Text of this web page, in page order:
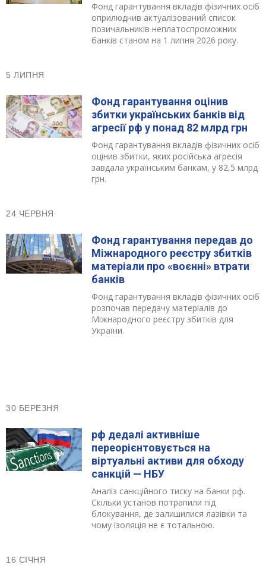
Депозити юр. осіб
Кредити для бізнеса
Картки
Відділення і банкомати
Інтернет-банкінг
Рахунки для бізнесу
Фонд гарантування вкладів фізичних осіб
оприлюднив актуалізований список
позичальників неплатоспроможних
банків станом на 1 липня 2026 року.
5 ЛИПНЯ
Фонд гарантування оцінив
збитки українських банків від
агресії рф у понад 82 млрд грн
Фонд гарантування вкладів фізичних осіб
оцінив збитки, яких російська агресія
завдала українським банкам, у 82,5 млрд
грн.
24 ЧЕРВНЯ
Фонд гарантування передав до
Міжнародного реєстру збитків
матеріали про «воєнні» втрати
банків
Фонд гарантування вкладів фізичних осіб
розпочав передачу матеріалів до
Міжнародного реєстру збитків для
України.
30 БЕРЕЗНЯ
рф дедалі активніше
переорієнтовується на
віртуальні активи для обходу
санкцій — НБУ
Аналіз санкційного тиску на банки рф.
Скільки установ потрапили під
блокування, де залишилися лазівки та
чому ізоляція не є тотальною.
16 СІЧНЯ